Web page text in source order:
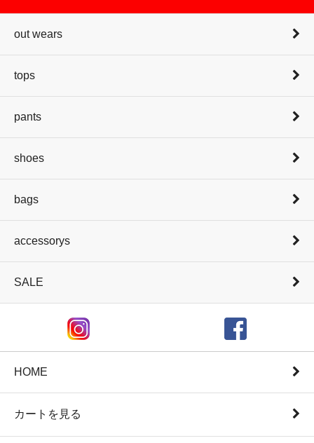
out wears
tops
pants
shoes
bags
accessorys
SALE
HOME
カートを見る